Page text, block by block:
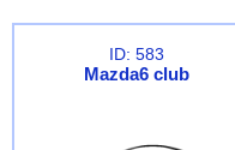
ID: 583
Mazda6 club